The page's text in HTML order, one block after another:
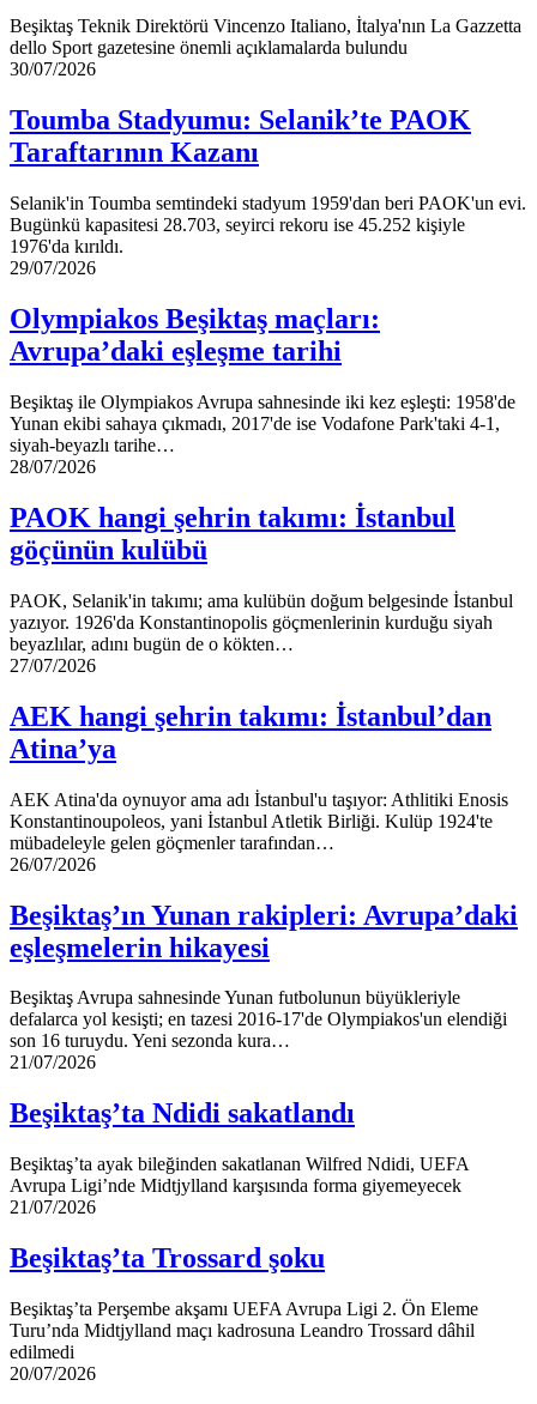
Beşiktaş Teknik Direktörü Vincenzo Italiano, İtalya'nın La Gazzetta
dello Sport gazetesine önemli açıklamalarda bulundu
Toumba
Selanik’te
PAOK
Taraftarının
30/07/2026
Toumba Stadyumu: Selanik’te PAOK
Taraftarının Kazanı
Selanik'in Toumba semtindeki stadyum 1959'dan beri PAOK'un evi.
Bugünkü kapasitesi 28.703, seyirci rekoru ise 45.252 kişiyle
1976'da kırıldı.
Olympiakos
maçları:
Avrupa’daki
eşleşme
29/07/2026
Olympiakos Beşiktaş maçları:
Avrupa’daki eşleşme tarihi
Beşiktaş ile Olympiakos Avrupa sahnesinde iki kez eşleşti: 1958'de
Yunan ekibi sahaya çıkmadı, 2017'de ise Vodafone Park'taki 4-1,
siyah-beyazlı tarihe…
PAOK
şehrin
takımı:
İstanbul
kulübü
28/07/2026
PAOK hangi şehrin takımı: İstanbul
göçünün kulübü
PAOK, Selanik'in takımı; ama kulübün doğum belgesinde İstanbul
yazıyor. 1926'da Konstantinopolis göçmenlerinin kurduğu siyah
beyazlılar, adını bugün de o kökten…
AEK
şehrin
takımı:
İstanbul’dan
27/07/2026
AEK hangi şehrin takımı: İstanbul’dan
Atina’ya
AEK Atina'da oynuyor ama adı İstanbul'u taşıyor: Athlitiki Enosis
Konstantinoupoleos, yani İstanbul Atletik Birliği. Kulüp 1924'te
mübadeleyle gelen göçmenler tarafından…
Beşiktaş’ın
rakipleri:
Avrupa’daki
eşleşmelerin
26/07/2026
Beşiktaş’ın Yunan rakipleri: Avrupa’daki
eşleşmelerin hikayesi
Beşiktaş Avrupa sahnesinde Yunan futbolunun büyükleriyle
defalarca yol kesişti; en tazesi 2016-17'de Olympiakos'un elendiği
son 16 turuydu. Yeni sezonda kura…
Beşiktaş’ta
sakatlandı
21/07/2026
Beşiktaş’ta Ndidi sakatlandı
Beşiktaş’ta ayak bileğinden sakatlanan Wilfred Ndidi, UEFA
Avrupa Ligi’nde Midtjylland karşısında forma giyemeyecek
Beşiktaş’ta
şoku
21/07/2026
Beşiktaş’ta Trossard şoku
Beşiktaş’ta Perşembe akşamı UEFA Avrupa Ligi 2. Ön Eleme
Turu’nda Midtjylland maçı kadrosuna Leandro Trossard dâhil
edilmedi
Beşiktaş’ın
20/07/2026